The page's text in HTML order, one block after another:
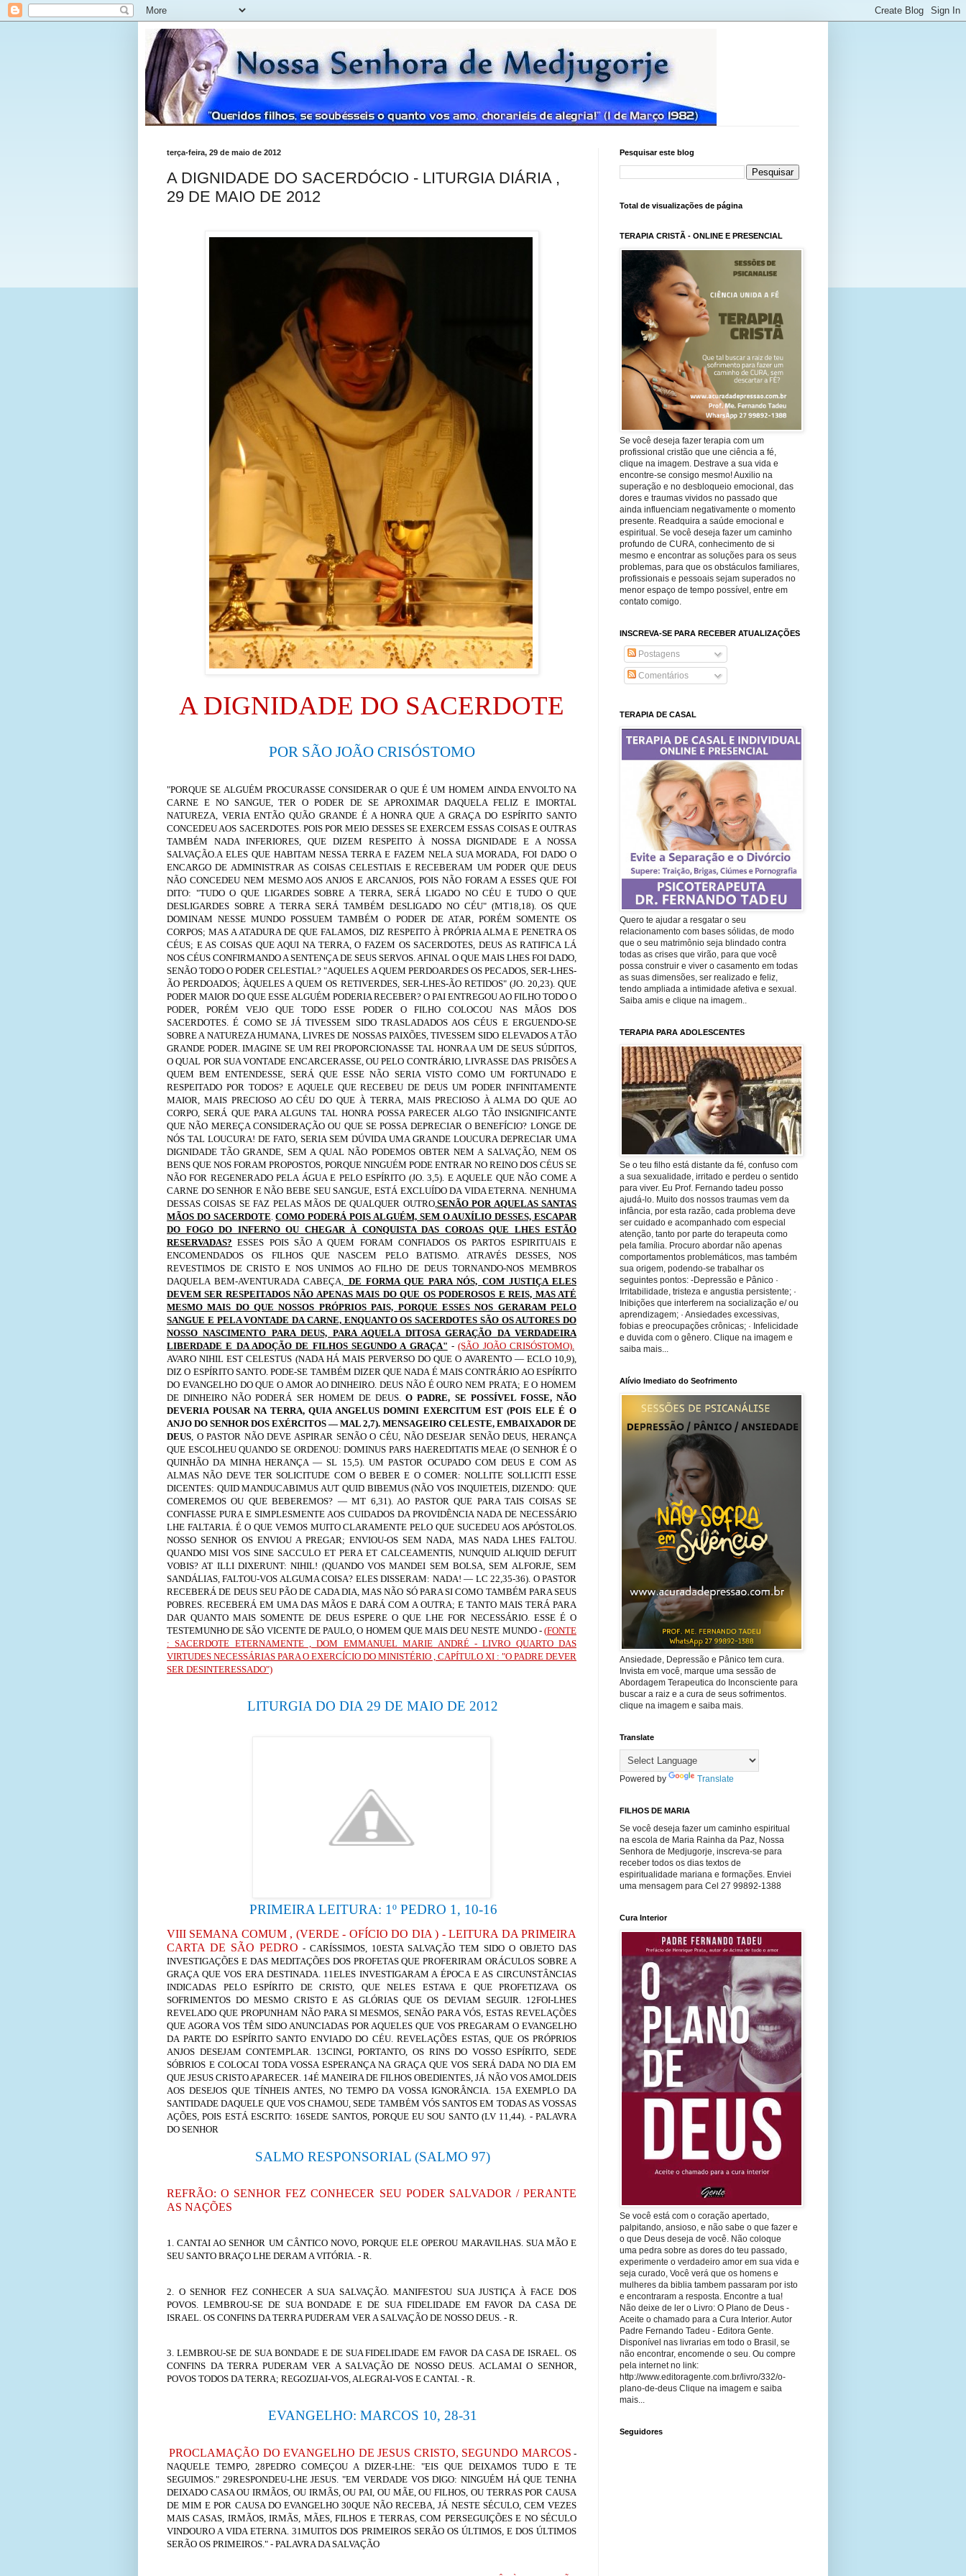
terça-feira, 29 de maio de 2012
A DIGNIDADE DO SACERDÓCIO - LITURGIA DIÁRIA ,
29 DE MAIO DE 2012
A DIGNIDADE DO SACERDOTE
POR SÃO JOÃO CRISÓSTOMO
"PORQUE SE ALGUÉM PROCURASSE CONSIDERAR O QUE É UM HOMEM AINDA ENVOLTO NA
CARNE E NO SANGUE, TER O PODER DE SE APROXIMAR DAQUELA FELIZ E IMORTAL
NATUREZA, VERIA ENTÃO QUÃO GRANDE É A HONRA QUE A GRAÇA DO ESPÍRITO SANTO
CONCEDEU AOS SACERDOTES. POIS POR MEIO DESSES SE EXERCEM ESSAS COISAS E OUTRAS
TAMBÉM NADA INFERIORES, QUE DIZEM RESPEITO À NOSSA DIGNIDADE E A NOSSA
SALVAÇÃO.A ELES QUE HABITAM NESSA TERRA E FAZEM NELA SUA MORADA, FOI DADO O
ENCARGO DE ADMINISTRAR AS COISAS CELESTIAIS E RECEBERAM UM PODER QUE DEUS
NÃO CONCEDEU NEM MESMO AOS ANJOS E ARCANJOS, POIS NÃO FORAM A ESSES QUE FOI
DITO: "TUDO O QUE LIGARDES SOBRE A TERRA, SERÁ LIGADO NO CÉU E TUDO O QUE
DESLIGARDES SOBRE A TERRA SERÁ TAMBÉM DESLIGADO NO CÉU" (MT18,18). OS QUE
DOMINAM NESSE MUNDO POSSUEM TAMBÉM O PODER DE ATAR, PORÉM SOMENTE OS
CORPOS; MAS A ATADURA DE QUE FALAMOS, DIZ RESPEITO À PRÓPRIA ALMA E PENETRA OS
CÉUS; E AS COISAS QUE AQUI NA TERRA, O FAZEM OS SACERDOTES, DEUS AS RATIFICA LÁ
NOS CÉUS CONFIRMANDO A SENTENÇA DE SEUS SERVOS. AFINAL O QUE MAIS LHES FOI DADO,
SENÃO TODO O PODER CELESTIAL? "AQUELES A QUEM PERDOARDES OS PECADOS, SER-LHES-
ÃO PERDOADOS; ÀQUELES A QUEM OS RETIVERDES, SER-LHES-ÃO RETIDOS" (JO. 20,23). QUE
PODER MAIOR DO QUE ESSE ALGUÉM PODERIA RECEBER? O PAI ENTREGOU AO FILHO TODO O
PODER, PORÉM VEJO QUE TODO ESSE PODER O FILHO COLOCOU NAS MÃOS DOS
SACERDOTES. É COMO SE JÁ TIVESSEM SIDO TRASLADADOS AOS CÉUS E ERGUENDO-SE
SOBRE A NATUREZA HUMANA, LIVRES DE NOSSAS PAIXÕES, TIVESSEM SIDO ELEVADOS A TÃO
GRANDE PODER. IMAGINE SE UM REI PROPORCIONASSE TAL HONRA A UM DE SEUS SÚDITOS,
O QUAL POR SUA VONTADE ENCARCERASSE, OU PELO CONTRÁRIO, LIVRASSE DAS PRISÕES A
QUEM BEM ENTENDESSE, SERÁ QUE ESSE NÃO SERIA VISTO COMO UM FORTUNADO E
RESPEITADO POR TODOS? E AQUELE QUE RECEBEU DE DEUS UM PODER INFINITAMENTE
MAIOR, MAIS PRECIOSO AO CÉU DO QUE À TERRA, MAIS PRECIOSO À ALMA DO QUE AO
CORPO, SERÁ QUE PARA ALGUNS TAL HONRA POSSA PARECER ALGO TÃO INSIGNIFICANTE
QUE NÃO MEREÇA CONSIDERAÇÃO OU QUE SE POSSA DEPRECIAR O BENEFÍCIO? LONGE DE
NÓS TAL LOUCURA! DE FATO, SERIA SEM DÚVIDA UMA GRANDE LOUCURA DEPRECIAR UMA
DIGNIDADE TÃO GRANDE, SEM A QUAL NÃO PODEMOS OBTER NEM A SALVAÇÃO, NEM OS
BENS QUE NOS FORAM PROPOSTOS, PORQUE NINGUÉM PODE ENTRAR NO REINO DOS CÉUS SE
NÃO FOR REGENERADO PELA ÁGUA E PELO ESPÍRITO (JO. 3,5). E AQUELE QUE NÃO COME A
CARNE DO SENHOR E NÃO BEBE SEU SANGUE, ESTÁ EXCLUÍDO DA VIDA ETERNA. NENHUMA
DESSAS COISAS SE FAZ PELAS MÃOS DE QUALQUER OUTRO, SENÃO POR AQUELAS SANTAS
MÃOS DO SACERDOTE .COMO PODERÁ POIS ALGUÉM, SEM O AUXÍLIO DESSES, ESCAPAR
DO FOGO DO INFERNO OU CHEGAR À CONQUISTA DAS COROAS QUE LHES ESTÃO
RESERVADAS? ESSES POIS SÃO A QUEM FORAM CONFIADOS OS PARTOS ESPIRITUAIS E
ENCOMENDADOS OS FILHOS QUE NASCEM PELO BATISMO. ATRAVÉS DESSES, NOS
REVESTIMOS DE CRISTO E NOS UNIMOS AO FILHO DE DEUS TORNANDO-NOS MEMBROS
DAQUELA BEM-AVENTURADA CABEÇA,
DE FORMA QUE PARA NÓS, COM JUSTIÇA ELES
DEVEM SER RESPEITADOS NÃO APENAS MAIS DO QUE OS PODEROSOS E REIS, MAS ATÉ
MESMO MAIS DO QUE NOSSOS PRÓPRIOS PAIS, PORQUE ESSES NOS GERARAM PELO
SANGUE E PELA VONTADE DA CARNE, ENQUANTO OS SACERDOTES SÃO OS AUTORES DO
NOSSO NASCIMENTO PARA DEUS, PARA AQUELA DITOSA GERAÇÃO DA VERDADEIRA
LIBERDADE E DA ADOÇÃO DE FILHOS SEGUNDO A GRAÇA" -(SÃO JOÃO CRISÓSTOMO).
AVARO NIHIL EST CELESTUS (NADA HÁ MAIS PERVERSO DO QUE O AVARENTO — ECLO 10,9),
DIZ O ESPÍRITO SANTO. PODE-SE TAMBÉM DIZER QUE NADA É MAIS CONTRÁRIO AO ESPÍRITO
DO EVANGELHO DO QUE O AMOR AO DINHEIRO. DEUS NÃO É OURO NEM PRATA; E O HOMEM
DE DINHEIRO NÃO PODERÁ SER HOMEM DE DEUS.O PADRE, SE POSSÍVEL FOSSE, NÃO
DEVERIA POUSAR NA TERRA, QUIA ANGELUS DOMINI EXERCITUM EST (POIS ELE É O
ANJO DO SENHOR DOS EXÉRCITOS — MAL 2,7). MENSAGEIRO CELESTE, EMBAIXADOR DE
DEUS , O PASTOR NÃO DEVE ASPIRAR SENÃO O CÉU, NÃO DESEJAR SENÃO DEUS, HERANÇA
QUE ESCOLHEU QUANDO SE ORDENOU: DOMINUS PARS HAEREDITATIS MEAE (O SENHOR É O
QUINHÃO DA MINHA HERANÇA — SL 15,5). UM PASTOR OCUPADO COM DEUS E COM AS
ALMAS NÃO DEVE TER SOLICITUDE COM O BEBER E O COMER: NOLLITE SOLLICITI ESSE
DICENTES: QUID MANDUCABIMUS AUT QUID BIBEMUS (NÃO VOS INQUIETEIS, DIZENDO: QUE
COMEREMOS OU QUE BEBEREMOS? — MT 6,31). AO PASTOR QUE PARA TAIS COISAS SE
CONFIASSE PURA E SIMPLESMENTE AOS CUIDADOS DA PROVIDÊNCIA NADA DE NECESSÁRIO
LHE FALTARIA. É O QUE VEMOS MUITO CLARAMENTE PELO QUE SUCEDEU AOS APÓSTOLOS.
NOSSO SENHOR OS ENVIOU A PREGAR; ENVIOU-OS SEM NADA, MAS NADA LHES FALTOU.
QUANDO MISI VOS SINE SACCULO ET PERA ET CALCEAMENTIS, NUNQUID ALIQUID DEFUIT
VOBIS? AT ILLI DIXERUNT: NIHIL! (QUANDO VOS MANDEI SEM BOLSA, SEM ALFORJE, SEM
SANDÁLIAS, FALTOU-VOS ALGUMA COISA? ELES DISSERAM: NADA! — LC 22,35-36). O PASTOR
RECEBERÁ DE DEUS SEU PÃO DE CADA DIA, MAS NÃO SÓ PARA SI COMO TAMBÉM PARA SEUS
POBRES. RECEBERÁ EM UMA DAS MÃOS E DARÁ COM A OUTRA; E TANTO MAIS TERÁ PARA
DAR QUANTO MAIS SOMENTE DE DEUS ESPERE O QUE LHE FOR NECESSÁRIO. ESSE É O
TESTEMUNHO DE SÃO VICENTE DE PAULO, O HOMEM QUE MAIS DEU NESTE MUNDO - (FONTE
: SACERDOTE ETERNAMENTE , DOM EMMANUEL MARIE ANDRÉ - LIVRO QUARTO DAS
VIRTUDES NECESSÁRIAS PARA O EXERCÍCIO DO MINISTÉRIO , CAPÍTULO XI : "O PADRE DEVER
SER DESINTERESSADO")
LITURGIA DO DIA 29 DE MAIO DE 2012
PRIMEIRA LEITURA: 1º PEDRO 1, 10-16
VIII SEMANA COMUM , (VERDE - OFÍCIO DO DIA ) - LEITURA DA PRIMEIRA
CARTA DE SÃO PEDRO - CARÍSSIMOS, 10ESTA SALVAÇÃO TEM SIDO O OBJETO DAS
INVESTIGAÇÕES E DAS MEDITAÇÕES DOS PROFETAS QUE PROFERIRAM ORÁCULOS SOBRE A
GRAÇA QUE VOS ERA DESTINADA. 11ELES INVESTIGARAM A ÉPOCA E AS CIRCUNSTÂNCIAS
INDICADAS PELO ESPÍRITO DE CRISTO, QUE NELES ESTAVA E QUE PROFETIZAVA OS
SOFRIMENTOS DO MESMO CRISTO E AS GLÓRIAS QUE OS DEVIAM SEGUIR. 12FOI-LHES
REVELADO QUE PROPUNHAM NÃO PARA SI MESMOS, SENÃO PARA VÓS, ESTAS REVELAÇÕES
QUE AGORA VOS TÊM SIDO ANUNCIADAS POR AQUELES QUE VOS PREGARAM O EVANGELHO
DA PARTE DO ESPÍRITO SANTO ENVIADO DO CÉU. REVELAÇÕES ESTAS, QUE OS PRÓPRIOS
ANJOS DESEJAM CONTEMPLAR. 13CINGI, PORTANTO, OS RINS DO VOSSO ESPÍRITO, SEDE
SÓBRIOS E COLOCAI TODA VOSSA ESPERANÇA NA GRAÇA QUE VOS SERÁ DADA NO DIA EM
QUE JESUS CRISTO APARECER. 14É MANEIRA DE FILHOS OBEDIENTES, JÁ NÃO VOS AMOLDEIS
AOS DESEJOS QUE TÍNHEIS ANTES, NO TEMPO DA VOSSA IGNORÂNCIA. 15A EXEMPLO DA
SANTIDADE DAQUELE QUE VOS CHAMOU, SEDE TAMBÉM VÓS SANTOS EM TODAS AS VOSSAS
AÇÕES, POIS ESTÁ ESCRITO: 16SEDE SANTOS, PORQUE EU SOU SANTO (LV 11,44). - PALAVRA
DO SENHOR
SALMO RESPONSORIAL (SALMO 97)
REFRÃO: O SENHOR FEZ CONHECER SEU PODER SALVADOR / PERANTE
AS NAÇÕES
1. CANTAI AO SENHOR UM CÂNTICO NOVO, PORQUE ELE OPEROU MARAVILHAS. SUA MÃO E
SEU SANTO BRAÇO LHE DERAM A VITÓRIA. - R.
2. O SENHOR FEZ CONHECER A SUA SALVAÇÃO. MANIFESTOU SUA JUSTIÇA À FACE DOS
POVOS. LEMBROU-SE DE SUA BONDADE E DE SUA FIDELIDADE EM FAVOR DA CASA DE
ISRAEL. OS CONFINS DA TERRA PUDERAM VER A SALVAÇÃO DE NOSSO DEUS. - R.
3. LEMBROU-SE DE SUA BONDADE E DE SUA FIDELIDADE EM FAVOR DA CASA DE ISRAEL. OS
CONFINS DA TERRA PUDERAM VER A SALVAÇÃO DE NOSSO DEUS. ACLAMAI O SENHOR,
POVOS TODOS DA TERRA; REGOZIJAI-VOS, ALEGRAI-VOS E CANTAI. - R.
EVANGELHO: MARCOS 10, 28-31
PROCLAMAÇÃO DO EVANGELHO DE JESUS CRISTO, SEGUNDO MARCOS -
NAQUELE TEMPO, 28PEDRO COMEÇOU A DIZER-LHE: "EIS QUE DEIXAMOS TUDO E TE
SEGUIMOS." 29RESPONDEU-LHE JESUS. "EM VERDADE VOS DIGO: NINGUÉM HÁ QUE TENHA
DEIXADO CASA OU IRMÃOS, OU IRMÃS, OU PAI, OU MÃE, OU FILHOS, OU TERRAS POR CAUSA
DE MIM E POR CAUSA DO EVANGELHO 30QUE NÃO RECEBA, JÁ NESTE SÉCULO, CEM VEZES
MAIS CASAS, IRMÃOS, IRMÃS, MÃES, FILHOS E TERRAS, COM PERSEGUIÇÕES E NO SÉCULO
VINDOURO A VIDA ETERNA. 31MUITOS DOS PRIMEIROS SERÃO OS ÚLTIMOS, E DOS ÚLTIMOS
SERÃO OS PRIMEIROS." - PALAVRA DA SALVAÇÃO
Pesquisar este blog
Total de visualizações de página
TERAPIA CRISTÃ - ONLINE E PRESENCIAL
Se você deseja fazer terapia com um
profissional cristão que une ciência a fé,
clique na imagem. Destrave a sua vida e
encontre-se consigo mesmo! Auxilio na
superação e no desbloqueio emocional, das
dores e traumas vividos no passado que
ainda influenciam negativamente o momento
presente. Readquira a saúde emocional e
espiritual. Se você deseja fazer um caminho
profundo de CURA, conhecimento de si
mesmo e encontrar as soluções para os seus
problemas, para que os obstáculos familiares,
profissionais e pessoais sejam superados no
menor espaço de tempo possível, entre em
contato comigo.
INSCREVA-SE PARA RECEBER ATUALIZAÇÕES
Postagens
Comentários
TERAPIA DE CASAL
Quero te ajudar a resgatar o seu
relacionamento com bases sólidas, de modo
que o seu matrimônio seja blindado contra
todas as crises que virão, para que você
possa construir e viver o casamento em todas
as suas dimensões, ser realizado e feliz,
tendo ampliada a intimidade afetiva e sexual.
Saiba amis e clique na imagem..
TERAPIA PARA ADOLESCENTES
Se o teu filho está distante da fé, confuso com
a sua sexualidade, irritado e perdeu o sentido
para viver. Eu Prof. Fernando tadeu posso
ajudá-lo. Muito dos nossos traumas vem da
infância, por esta razão, cada problema deve
ser cuidado e acompanhado com especial
atenção, tanto por parte do terapeuta como
pela família. Procuro abordar não apenas
comportamentos problemáticos, mas também
sua origem, podendo-se trabalhar os
seguintes pontos: -Depressão e Pânico ·
Irritabilidade, tristeza e angustia persistente; ·
Inibições que interferem na socialização e/ ou
aprendizagem; · Ansiedades excessivas,
fobias e preocupações crônicas; · Infelicidade
e duvida com o gênero. Clique na imagem e
saiba mais...
Alívio Imediato do Seofrimento
Ansiedade, Depressão e Pânico tem cura.
Invista em você, marque uma sessão de
Abordagem Terapeutica do Inconsciente para
buscar a raiz e a cura de seus sofrimentos.
clique na imagem e saiba mais.
Translate
Powered by Translate
FILHOS DE MARIA
Se você deseja fazer um caminho espiritual
na escola de Maria Rainha da Paz, Nossa
Senhora de Medjugorje, inscreva-se para
receber todos os dias textos de
espiritualidade mariana e formações. Enviei
uma mensagem para Cel 27 99892-1388
Cura Interior
Se você está com o coração apertado,
palpitando, ansioso, e não sabe o que fazer e
o que Deus deseja de você. Não coloque
uma pedra sobre as dores do teu passado,
experimente o verdadeiro amor em sua vida e
seja curado, Você verá que os homens e
mulheres da biblia tambem passaram por isto
e encontraram a resposta. Encontre a tua!
Não deixe de ler o Livro: O Plano de Deus -
Aceite o chamado para a Cura Interior. Autor
Padre Fernando Tadeu - Editora Gente.
Disponível nas livrarias em todo o Brasil, se
não encontrar, encomende o seu. Ou compre
pela internet no link:
http://www.editoragente.com.br/livro/332/o-
plano-de-deus Clique na imagem e saiba
mais...
Seguidores